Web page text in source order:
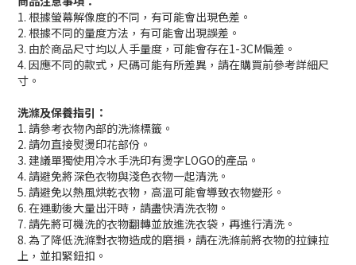
1. 根據螢幕解像度的不同，有可能會出現色差。
2. 根據不同的量度方法，有可能會出現誤差。
3. 由於商品尺寸均以人手量度，可能會存在1-3CM偏差。
4. 因應不同的款式，尺碼可能有所差異，請在購買前參考詳細尺
寸。
洗滌及保養指引：
1. 請參考衣物內部的洗滌標籤。
2. 請勿直接熨燙印花部份。
3. 建議單獨使用冷水手洗印有燙字LOGO的產品。
4. 請避免將深色衣物與淺色衣物一起清洗。
5. 請避免以熱風烘乾衣物，高溫可能會導致衣物變形。
6. 在運動後大量出汗時，請盡快清洗衣物。
7. 請先將可機洗的衣物翻轉並放進洗衣袋，再進行清洗。
8. 為了降低洗滌對衣物造成的磨損，請在洗滌前將衣物的拉鍊拉
上，並扣緊鈕扣。